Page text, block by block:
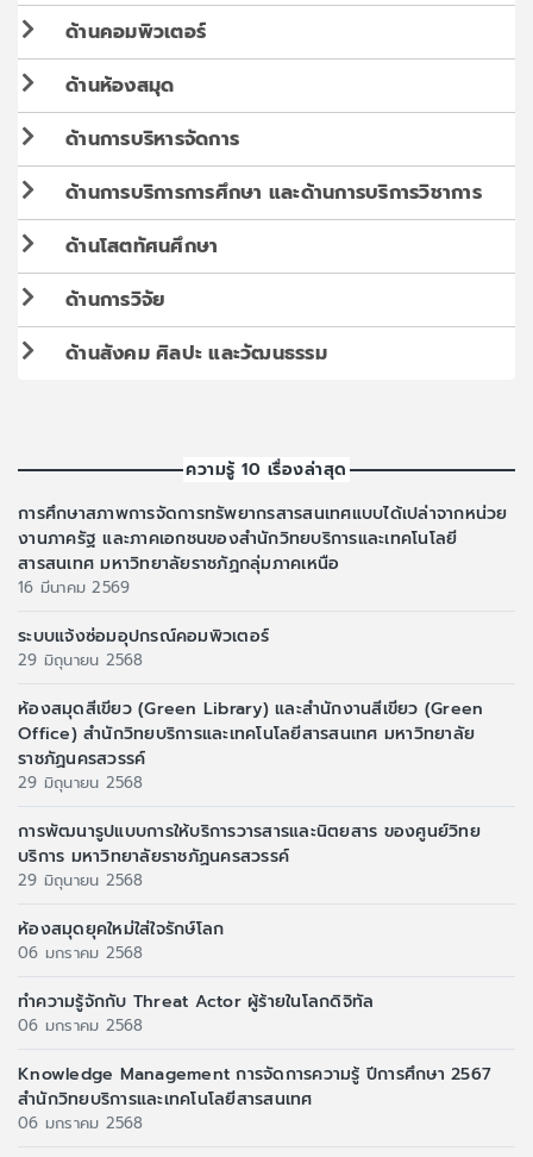
ด้านคอมพิวเตอร์
ด้านห้องสมุด
ด้านการบริหารจัดการ
ด้านการบริการการศึกษา และด้านการบริการวิชาการ
ด้านโสตทัศนศึกษา
ด้านการวิจัย
ด้านสังคม ศิลปะ และวัฒนธรรม
ความรู้ 10 เรื่องล่าสุด
การศึกษาสภาพการจัดการทรัพยากรสารสนเทศแบบได้เปล่าจากหน่วย
งานภาครัฐ และภาคเอกชนของสำนักวิทยบริการและเทคโนโลยี
สารสนเทศ มหาวิทยาลัยราชภัฏกลุ่มภาคเหนือ
16 มีนาคม 2569
ระบบแจ้งซ่อมอุปกรณ์คอมพิวเตอร์
29 มิถุนายน 2568
ห้องสมุดสีเขียว (Green Library) และสำนักงานสีเขียว (Green
Office) สำนักวิทยบริการและเทคโนโลยีสารสนเทศ มหาวิทยาลัย
ราชภัฏนครสวรรค์
29 มิถุนายน 2568
การพัฒนารูปแบบการให้บริการวารสารและนิตยสาร ของศูนย์วิทย
บริการ มหาวิทยาลัยราชภัฏนครสวรรค์
29 มิถุนายน 2568
ห้องสมุดยุคใหม่ใส่ใจรักษ์โลก
06 มกราคม 2568
ทำความรู้จักกับ Threat Actor ผู้ร้ายในโลกดิจิทัล
06 มกราคม 2568
Knowledge Management การจัดการความรู้ ปีการศึกษา 2567
สำนักวิทยบริการและเทคโนโลยีสารสนเทศ
06 มกราคม 2568